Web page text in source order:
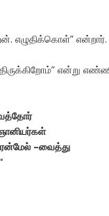
எழுதிக்கொள்” என்றார்.
என்று
–வைத்து